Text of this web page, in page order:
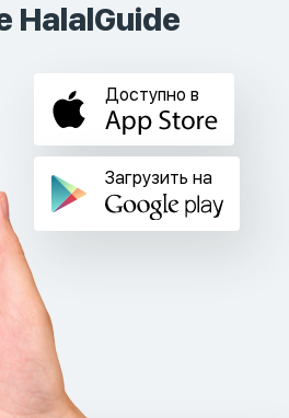
HalalGuide
Доступно в
Загрузить на